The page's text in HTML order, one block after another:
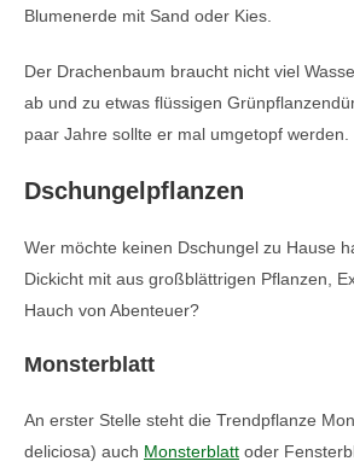
Blumenerde mit Sand oder Kies.
Der Drachenbaum braucht nicht viel
ab und zu etwas flüssigen
paar Jahre sollte er mal umgetopf werden.
Dschungelpflanzen
Wer möchte keinen Dschungel zu Hause
Dickicht mit aus großblättrigen Pflanzen,
Hauch von Abenteuer?
Monsterblatt
An erster Stelle steht die Trendpflanze
deliciosa) auch Monsterblatt oder